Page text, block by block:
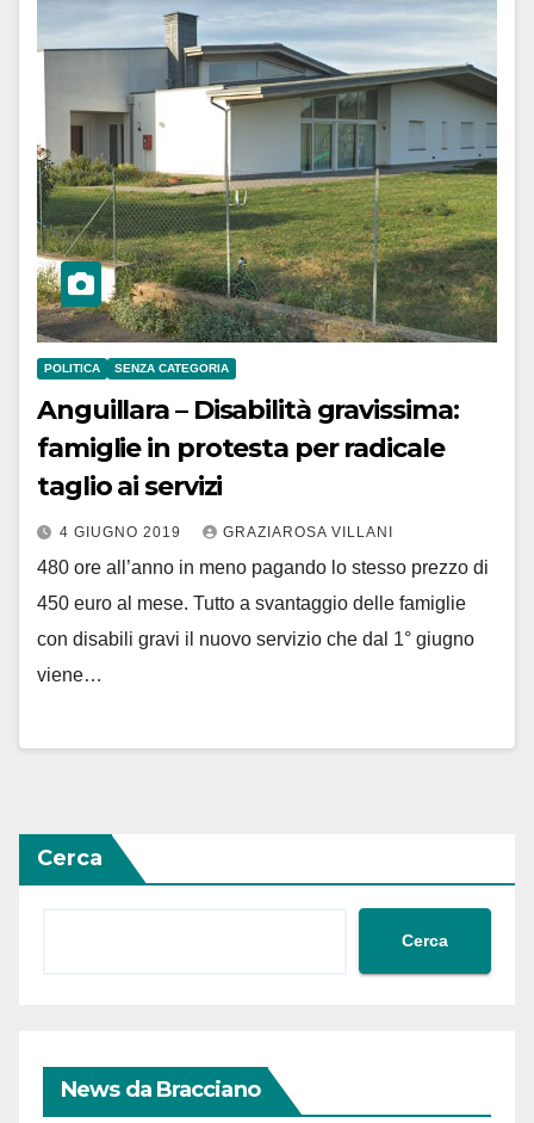
POLITICA SENZA CATEGORIA
Anguillara – Disabilità gravissima:
famiglie in protesta per radicale
taglio ai servizi
4 GIUGNO 2019 GRAZIAROSA VILLANI
480 ore all’anno in meno pagando lo stesso prezzo di
450 euro al mese. Tutto a svantaggio delle famiglie
con disabili gravi il nuovo servizio che dal 1° giugno
viene…
Cerca
Cerca
News da Bracciano